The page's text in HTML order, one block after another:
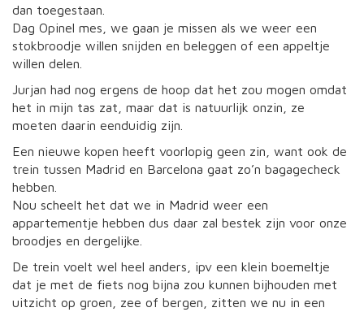
dan toegestaan.
Dag Opinel mes, we gaan je missen als we weer een
stokbroodje willen snijden en beleggen of een appeltje
willen delen.
Jurjan had nog ergens de hoop dat het zou mogen omdat
het in mijn tas zat, maar dat is natuurlijk onzin, ze
moeten daarin eenduidig zijn.
Een nieuwe kopen heeft voorlopig geen zin, want ook de
trein tussen Madrid en Barcelona gaat zo’n bagagecheck
hebben.
Nou scheelt het dat we in Madrid weer een
appartementje hebben dus daar zal bestek zijn voor onze
broodjes en dergelijke.
De trein voelt wel heel anders, ipv een klein boemeltje
dat je met de fiets nog bijna zou kunnen bijhouden met
uitzicht op groen, zee of bergen, zitten we nu in een